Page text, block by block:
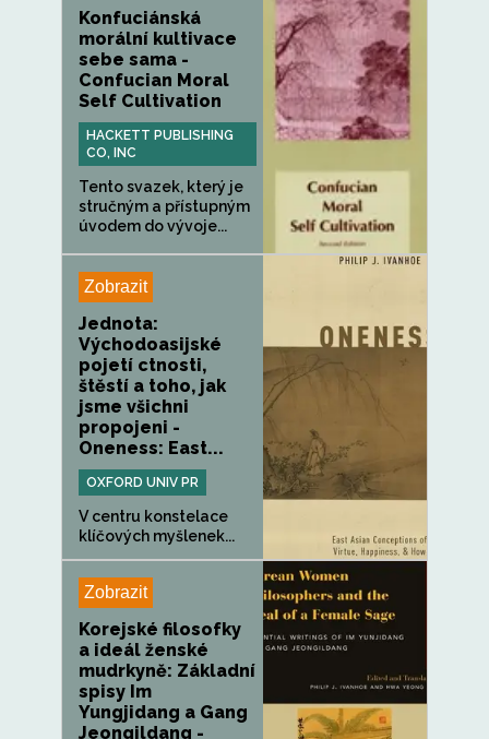
Konfuciánská
morální kultivace
sebe sama -
Confucian Moral
Self Cultivation
HACKETT PUBLISHING
CO, INC
Tento svazek, který je
stručným a přístupným
úvodem do vývoje...
Zobrazit
Jednota:
Východoasijské
pojetí ctnosti,
štěstí a toho, jak
jsme všichni
propojeni -
Oneness: East...
OXFORD UNIV PR
V centru konstelace
klíčových myšlenek...
Zobrazit
Korejské filosofky
a ideál ženské
mudrkyně: Základní
spisy Im
Yungjidang a Gang
Jeongildang -